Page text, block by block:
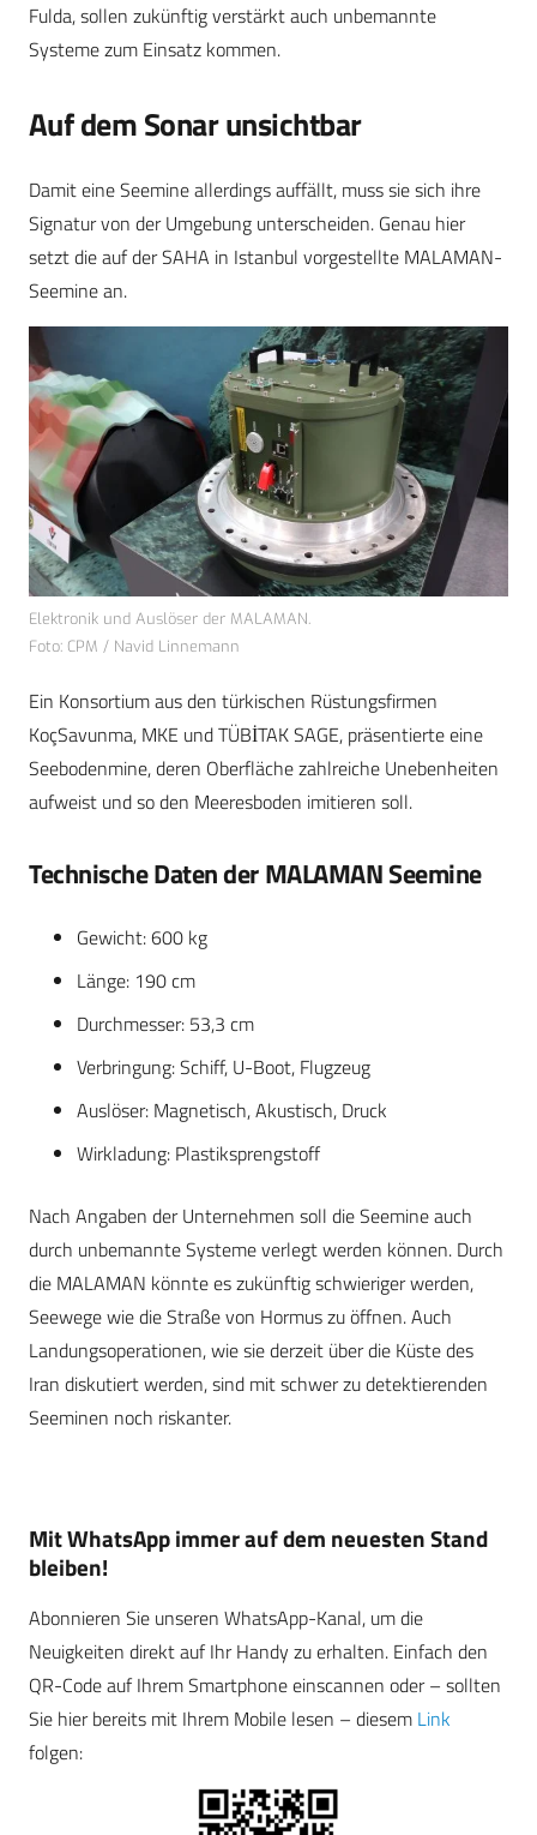
Fulda, sollen zukünftig verstärkt auch unbemannte
Systeme zum Einsatz kommen.
Auf dem Sonar unsichtbar
Damit eine Seemine allerdings auffällt, muss sie sich ihre
Signatur von der Umgebung unterscheiden. Genau hier
setzt die auf der SAHA in Istanbul vorgestellte MALAMAN-
Seemine an.
Elektronik und Auslöser der MALAMAN.
Foto: CPM / Navid Linnemann
Ein Konsortium aus den türkischen Rüstungsfirmen
KoçSavunma, MKE und TÜBİTAK SAGE, präsentierte eine
Seebodenmine, deren Oberfläche zahlreiche Unebenheiten
aufweist und so den Meeresboden imitieren soll.
Technische Daten der MALAMAN Seemine
Gewicht: 600 kg
Länge: 190 cm
Durchmesser: 53,3 cm
Verbringung: Schiff, U-Boot, Flugzeug
Auslöser: Magnetisch, Akustisch, Druck
Wirkladung: Plastiksprengstoff
Nach Angaben der Unternehmen soll die Seemine auch
durch unbemannte Systeme verlegt werden können. Durch
die MALAMAN könnte es zukünftig schwieriger werden,
Seewege wie die Straße von Hormus zu öffnen. Auch
Landungsoperationen, wie sie derzeit über die Küste des
Iran diskutiert werden, sind mit schwer zu detektierenden
Seeminen noch riskanter.
Mit WhatsApp immer auf dem neuesten Stand
bleiben!
Abonnieren Sie unseren WhatsApp-Kanal, um die
Neuigkeiten direkt auf Ihr Handy zu erhalten. Einfach den
QR-Code auf Ihrem Smartphone einscannen oder – sollten
Sie hier bereits mit Ihrem Mobile lesen – diesem Link
folgen: